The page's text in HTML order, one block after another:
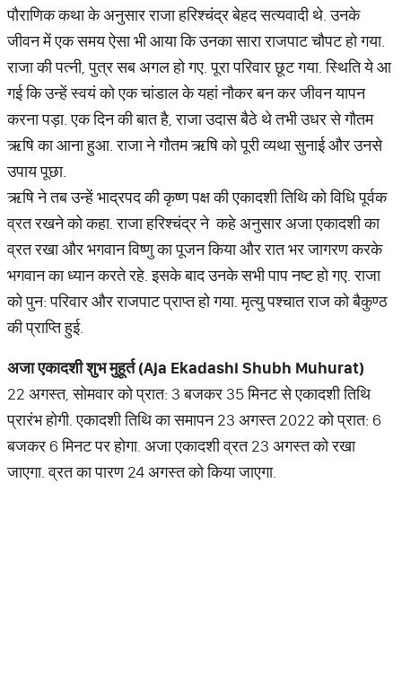
पौराणिक कथा के अनुसार राजा हरिश्चंद्र बेहद सत्यवादी थे. उनके
जीवन में एक समय ऐसा भी आया कि उनका सारा राजपाट चौपट हो गया.
राजा की पत्नी, पुत्र सब अगल हो गए. पूरा परिवार छूट गया. स्थिति ये आ
गई कि उन्हें स्वयं को एक चांडाल के यहां नौकर बन कर जीवन यापन
करना पड़ा. एक दिन की बात है, राजा उदास बैठे थे तभी उधर से गौतम
ऋषि का आना हुआ. राजा ने गौतम ऋषि को पूरी व्यथा सुनाई और उनसे
उपाय पूछा.
ऋषि ने तब उन्हें भाद्रपद की कृष्ण पक्ष की एकादशी तिथि को विधि पूर्वक
व्रत रखने को कहा. राजा हरिश्चंद्र ने कहे अनुसार अजा एकादशी का
व्रत रखा और भगवान विष्णु का पूजन किया और रात भर जागरण करके
भगवान का ध्यान करते रहे. इसके बाद उनके सभी पाप नष्ट हो गए. राजा
को पुन: परिवार और राजपाट प्राप्त हो गया. मृत्यु पश्चात राज को बैकुण्ठ
की प्राप्ति हुई.
अजा एकादशी शुभ मुहूर्त (Aja Ekadashi Shubh Muhurat)
22 अगस्त, सोमवार को प्रात: 3 बजकर 35 मिनट से एकादशी तिथि
प्रारंभ होगी. एकादशी तिथि का समापन 23 अगस्त 2022 को प्रात: 6
बजकर 6 मिनट पर होगा. अजा एकादशी व्रत 23 अगस्त को रखा
जाएगा. व्रत का पारण 24 अगस्त को किया जाएगा.